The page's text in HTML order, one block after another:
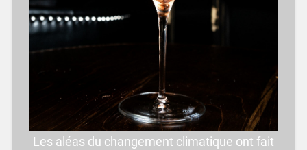
Les aléas du changement climatique ont fait